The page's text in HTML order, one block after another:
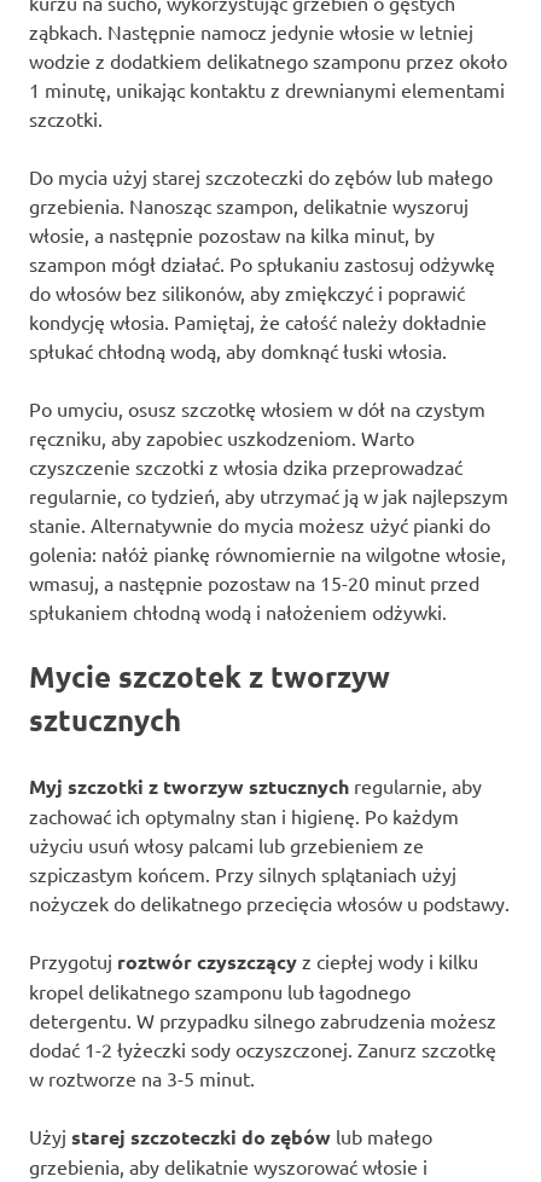
ząbkach. Następnie namocz jedynie włosie w letniej
wodzie z dodatkiem delikatnego szamponu przez około
1 minutę, unikając kontaktu z drewnianymi elementami
szczotki.
Do mycia użyj starej szczoteczki do zębów lub małego
grzebienia. Nanosząc szampon, delikatnie wyszoruj
włosie, a następnie pozostaw na kilka minut, by
szampon mógł działać. Po spłukaniu zastosuj odżywkę
do włosów bez silikonów, aby zmiękczyć i poprawić
kondycję włosia. Pamiętaj, że całość należy dokładnie
spłukać chłodną wodą, aby domknąć łuski włosia.
Po umyciu, osusz szczotkę włosiem w dół na czystym
ręczniku, aby zapobiec uszkodzeniom. Warto
czyszczenie szczotki z włosia dzika przeprowadzać
regularnie, co tydzień, aby utrzymać ją w jak najlepszym
stanie. Alternatywnie do mycia możesz użyć pianki do
golenia: nałóż piankę równomiernie na wilgotne włosie,
wmasuj, a następnie pozostaw na 15-20 minut przed
spłukaniem chłodną wodą i nałożeniem odżywki.
Mycie szczotek z tworzyw
sztucznych
Myj szczotki z tworzyw sztucznych regularnie, aby
zachować ich optymalny stan i higienę. Po każdym
użyciu usuń włosy palcami lub grzebieniem ze
szpiczastym końcem. Przy silnych splątaniach użyj
nożyczek do delikatnego przecięcia włosów u podstawy.
Przygotuj roztwór czyszczący z ciepłej wody i kilku
kropel delikatnego szamponu lub łagodnego
detergentu. W przypadku silnego zabrudzenia możesz
dodać 1-2 łyżeczki sody oczyszczonej. Zanurz szczotkę
w roztworze na 3-5 minut.
Użyj starej szczoteczki do zębów lub małego
grzebienia, aby delikatnie wyszorować włosie i